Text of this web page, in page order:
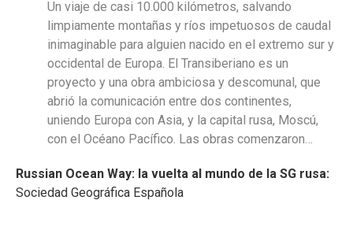
Un viaje de casi 10.000 kilómetros, salvando
limpiamente montañas y ríos impetuosos de caudal
inimaginable para alguien nacido en el extremo sur y
occidental de Europa. El Transiberiano es un
proyecto y una obra ambiciosa y descomunal, que
abrió la comunicación entre dos continentes,
uniendo Europa con Asia, y la capital rusa, Moscú,
con el Océano Pacífico. Las obras comenzaron…
Russian Ocean Way: la vuelta al mundo de la SG rusa:
Sociedad Geográfica Española